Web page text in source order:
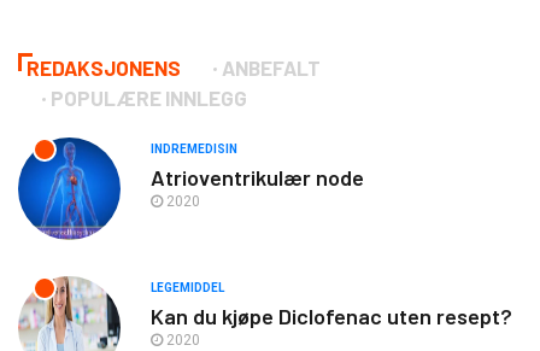
REDAKSJONENS
ANBEFALT
POPULÆRE INNLEGG
INDREMEDISIN
Atrioventrikulær node
2020
LEGEMIDDEL
Kan du kjøpe Diclofenac uten resept?
2020